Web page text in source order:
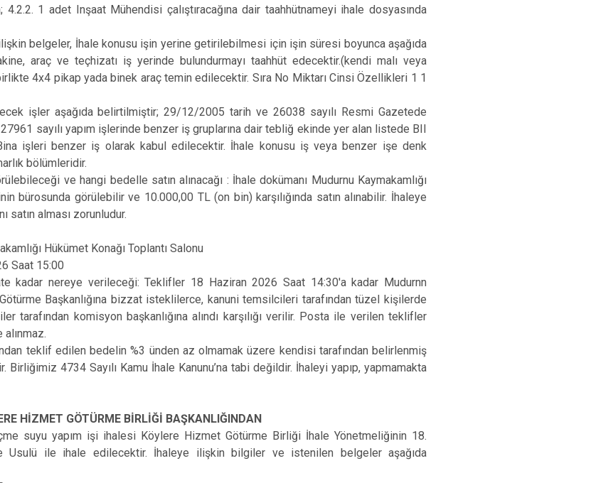
Mudurnu
Yeniçağa
1 adet Inşaat Mühendisi çalıştıracağına dair taahhütnameyi ihale dosyasında
belgeler, İhale konusu işin yerine getirilebilmesi için işin süresi boyunca aşağıda
araç ve teçhizatı iş yerinde bulundurmayı taahhüt edecektir.(kendi malı veya
4x4 pikap yada binek araç temin edilecektir. Sıra No Miktarı Cinsi Özellikleri 1 1
işler aşağıda belirtilmiştir; 29/12/2005 tarih ve 26038 sayılı Resmi Gazetede
sayılı yapım işlerinde benzer iş gruplarına dair tebliğ ekinde yer alan listede BII
işleri benzer iş olarak kabul edilecektir. İhale konusu iş veya benzer işe denk
bölümleridir.
ve hangi bedelle satın alınacağı : İhale dokümanı Mudurnu Kaymakamlığı
bürosunda görülebilir ve 10.000,00 TL (on bin) karşılığında satın alınabilir. İhaleye
satın alması zorunludur.
Hükümet Konağı Toplantı Salonu
Saat 15:00
kadar nereye verileceği: Teklifler 18 Haziran 2026 Saat 14:30'a kadar Mudurnn
Başkanlığına bizzat isteklilerce, kanuni temsilcileri tarafından tüzel kişilerde
komisyon başkanlığına alındı karşılığı verilir. Posta ile verilen teklifler
teklif edilen bedelin %3 ünden az olmamak üzere kendisi tarafından belirlenmiş
4734 Sayılı Kamu İhale Kanunu’na tabi değildir. İhaleyi yapıp, yapmamakta
HİZMET GÖTÜRME BİRLİĞİ BAŞKANLIĞINDAN
suyu yapım işi ihalesi Köylere Hizmet Götürme Birliği İhale Yönetmeliğinin 18.
Usulü ile ihale edilecektir. İhaleye ilişkin bilgiler ve istenilen belgeler aşağıda